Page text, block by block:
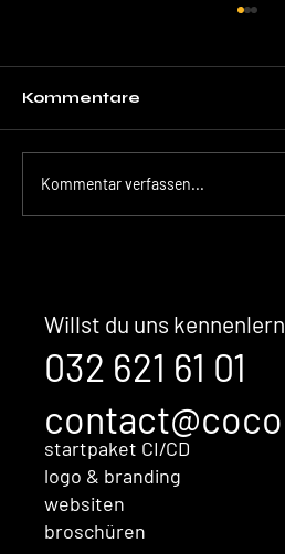
bevor Sales
Gespräch ist
Kommentare
Kommentar verfassen...
Willst du uns
032 621 61 01
startpaket CI/CD
logo & branding
websiten
broschüren